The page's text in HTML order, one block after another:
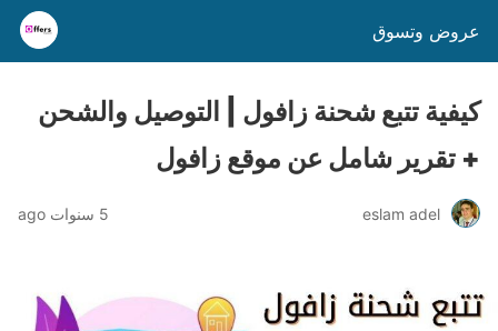
عروض وتسوق
كيفية تتبع شحنة زافول | التوصيل والشحن
+ تقرير شامل عن موقع زافول
eslam adel 5 سنوات ago